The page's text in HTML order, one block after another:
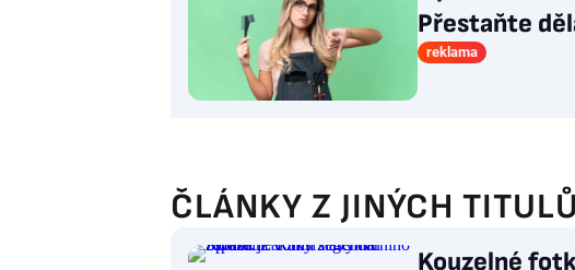
Přestaňte
reklama
ČLÁNKY Z JINÝCH TITULŮ
Kouzelné